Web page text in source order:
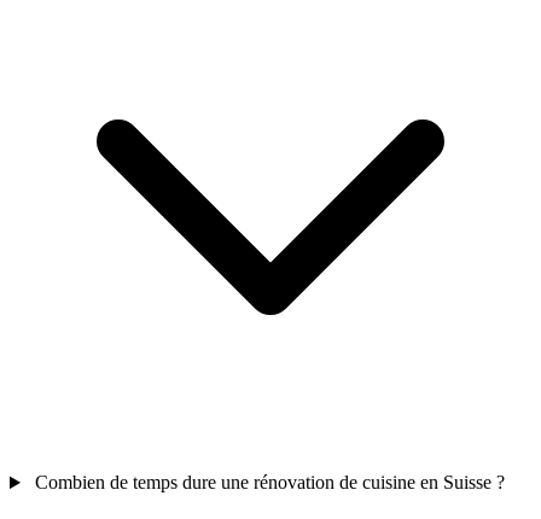
Combien de temps dure une rénovation de cuisine en Suisse ?